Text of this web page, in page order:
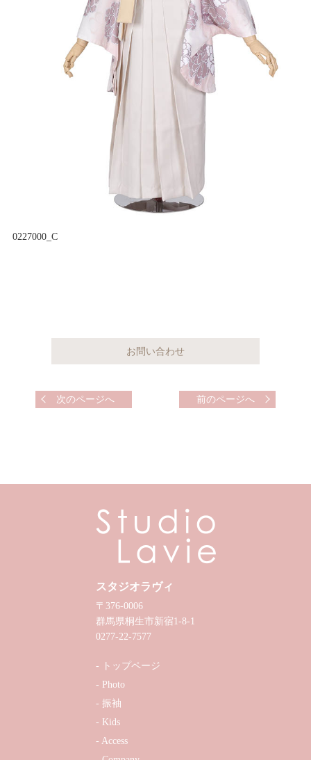
0227000_C
次のページへ 前のページへ
スタジオラヴィ
〒376-0006
群馬県桐生市新宿1-8-1
0277-22-7577
トップページ
Photo
振袖
Kids
Access